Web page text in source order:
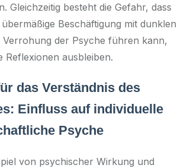
Gleichzeitig besteht die Gefahr, dass
Beschäftigung mit dunklen
Verrohung der Psyche führen kann,
Reflexionen ausbleiben.
das Verständnis des
Einfluss auf individuelle
Psyche
von psychischer Wirkung und